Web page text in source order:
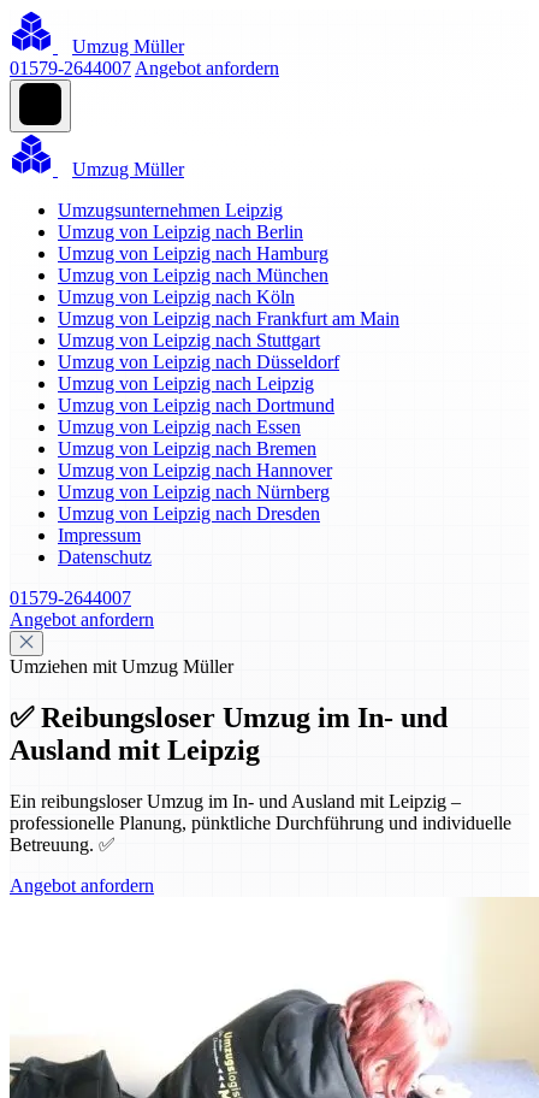
Umzug Müller
01579-2644007 Angebot anfordern
Umzug Müller
Umzugsunternehmen Leipzig
Umzug von Leipzig nach Berlin
Umzug von Leipzig nach Hamburg
Umzug von Leipzig nach München
Umzug von Leipzig nach Köln
Umzug von Leipzig nach Frankfurt am Main
Umzug von Leipzig nach Stuttgart
Umzug von Leipzig nach Düsseldorf
Umzug von Leipzig nach Leipzig
Umzug von Leipzig nach Dortmund
Umzug von Leipzig nach Essen
Umzug von Leipzig nach Bremen
Umzug von Leipzig nach Hannover
Umzug von Leipzig nach Nürnberg
Umzug von Leipzig nach Dresden
Impressum
Datenschutz
01579-2644007
Angebot anfordern
Umziehen mit Umzug Müller
✅ Reibungsloser Umzug im In- und
Ausland mit Leipzig
Ein reibungsloser Umzug im In- und Ausland mit Leipzig –
professionelle Planung, pünktliche Durchführung und individuelle
Betreuung. ✅
Angebot anfordern